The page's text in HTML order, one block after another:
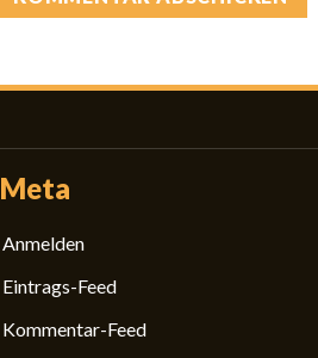
Meta
Anmelden
Eintrags-Feed
Kommentar-Feed